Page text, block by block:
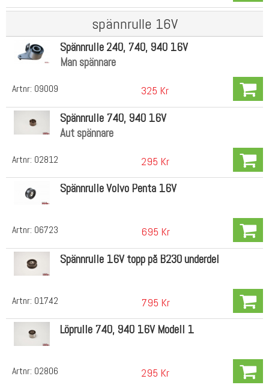
spännrulle 16V
Artnr: 09009
Spännrulle 240, 740, 940 16V
Man spännare
325 Kr
Artnr: 02812
Spännrulle 740, 940 16V
Aut spännare
295 Kr
Artnr: 06723
Spännrulle Volvo Penta 16V
695 Kr
Artnr: 01742
Spännrulle 16V topp på B230 underdel
795 Kr
Artnr: 02806
Löprulle 740, 940 16V Modell 1
295 Kr